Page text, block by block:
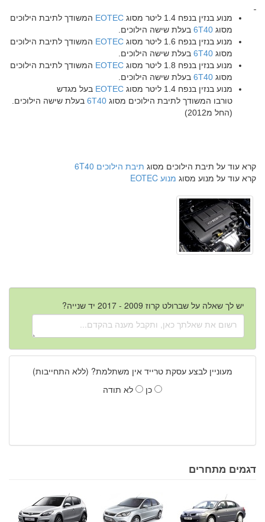
מנוע בנזין בנפח 1.4 ליטר מסוג EOTEC המשודך לתיבת הילוכים
מסוג 6T40 בעלת שישה הילוכים.
מנוע בנזין בנפח 1.6 ליטר מסוג
EOTEC המשודך לתיבת הילוכים
מסוג 6T40 בעלת שישה הילוכים.
מנוע בנזין בנפח 1.8 ליטר מסוג
EOTEC המשודך לתיבת הילוכים
מסוג 6T40 בעלת שישה הילוכים.
מנוע בנזין בנפח 1.4 ליטר מסוג
EOTEC בעל מגדש
טורבו המשודך לתיבת הילוכים מסוג 6T40 בעלת שישה הילוכים.
(החל מ2012)
קרא עוד על תיבת הילוכים מסוג תיבת הילוכים 6T40
קרא עוד על מנוע מסוג מנוע EOTEC
יש לך שאלה על שברולט קרוז 2009 - 2017 יד שנייה?
מעוניין לבצע עסקת טרייד אין משתלמת? (ללא התחייבות)
כן
לא תודה
דגמים מתחרים